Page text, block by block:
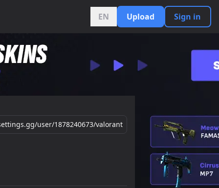
EN Upload Sign in
user/1878240673/valorant